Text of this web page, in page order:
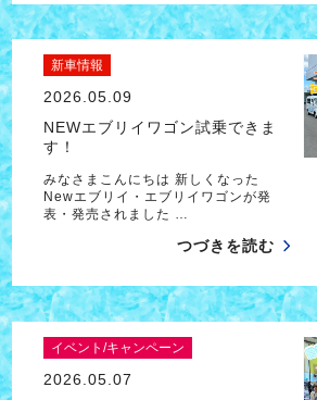
新車情報
2026.05.09
NEWエブリイワゴン試乗できま
す！
みなさまこんにちは 新しくなった
Newエブリイ・エブリイワゴンが発
表・発売されました …
つづきを読む
イベント/キャンペーン
2026.05.07